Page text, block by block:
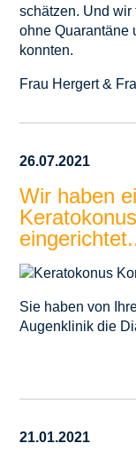
schätzen. Und
ohne Quarantäne
konnten.
Frau Hergert &
26.07.2021
Wir haben
Sie haben von
Augenklinik die
21.01.2021